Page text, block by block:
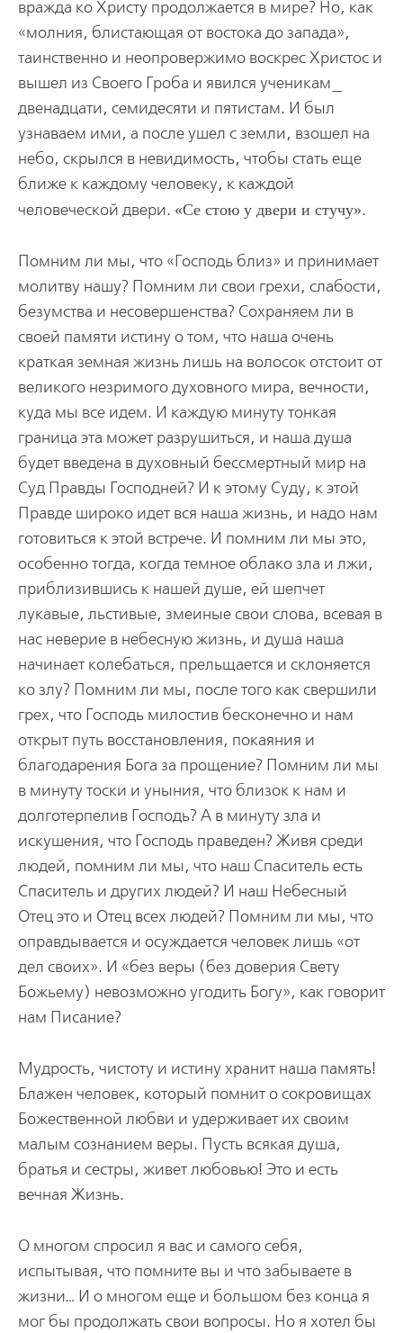
вражда ко Христу продолжается в мире? Но, как
«молния, блистающая от востока до запада»,
таинственно и неопровержимо воскрес Христос и
вышел из Своего Гроба и явился ученикам_
двенадцати, семидесяти и пятистам. И был
узнаваем ими, а после ушел с земли, взошел на
небо, скрылся в невидимость, чтобы стать еще
ближе к каждому человеку, к каждой
человеческой двери.
Се стою у двери и стучу .
Помним ли мы, что «Господь близ» и принимает
молитву нашу? Помним ли свои грехи, слабости,
безумства и несовершенства? Сохраняем ли в
своей памяти истину о том, что наша очень
краткая земная жизнь лишь на волосок отстоит от
великого незримого духовного мира, вечности,
куда мы все идем. И каждую минуту тонкая
граница эта может разрушиться, и наша душа
будет введена в духовный бессмертный мир на
Суд Правды Господней? И к этому Суду, к этой
Правде широко идет вся наша жизнь, и надо нам
готовиться к этой встрече. И помним ли мы это,
особенно тогда, когда темное облако зла и лжи,
приблизившись к нашей душе, ей шепчет
лукавые, льстивые, змеиные свои слова, всевая в
нас неверие в небесную жизнь, и душа наша
начинает колебаться, прельщается и склоняется
ко злу? Помним ли мы, после того как свершили
грех, что Господь милостив бесконечно и нам
открыт путь восстановления, покаяния и
благодарения Бога за прощение? Помним ли мы
в минуту тоски и уныния, что близок к нам и
долготерпелив Господь? А в минуту зла и
искушения, что Господь праведен? Живя среди
людей, помним ли мы, что наш Спаситель есть
Спаситель и других людей? И наш Небесный
Отец это и Отец всех людей? Помним ли мы, что
оправдывается и осуждается человек лишь «от
дел своих». И «без веры (без доверия Свету
Божьему) невозможно угодить Богу», как говорит
нам Писание?
Мудрость, чистоту и истину хранит наша память!
Блажен человек, который помнит о сокровищах
Божественной любви и удерживает их своим
малым сознанием веры. Пусть всякая душа,
братья и сестры, живет любовью! Это и есть
вечная Жизнь.
О многом спросил я вас и самого себя,
испытывая, что помните вы и что забываете в
жизни… И о многом еще и большом без конца я
мог бы продолжать свои вопросы. Но я хотел бы